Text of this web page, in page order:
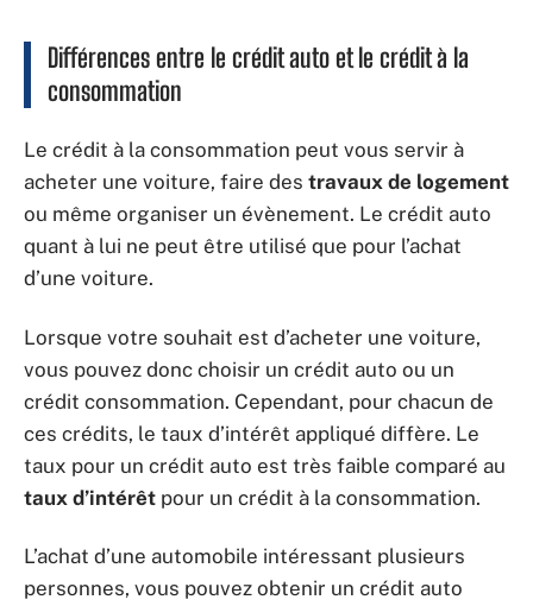
Différences entre le crédit auto et le crédit à la
consommation
Le crédit à la consommation peut vous servir à
acheter une voiture, faire des travaux de logement
ou même organiser un évènement. Le crédit auto
quant à lui ne peut être utilisé que pour l’achat
d’une voiture.
Lorsque votre souhait est d’acheter une voiture,
vous pouvez donc choisir un crédit auto ou un
crédit consommation. Cependant, pour chacun de
ces crédits, le taux d’intérêt appliqué diffère. Le
taux pour un crédit auto est très faible comparé au
taux d’intérêt pour un crédit à la consommation.
L’achat d’une automobile intéressant plusieurs
personnes, vous pouvez obtenir un crédit auto